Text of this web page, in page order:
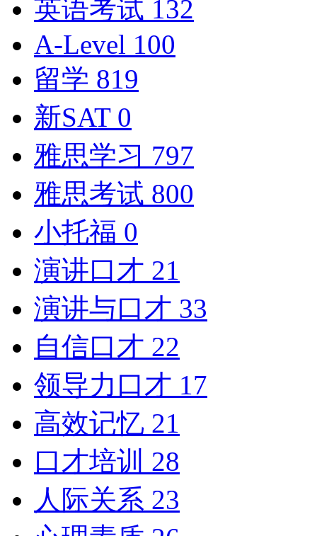
英语考试 132
A-Level 100
留学 819
新SAT 0
雅思学习 797
雅思考试 800
小托福 0
演讲口才 21
演讲与口才 33
自信口才 22
领导力口才 17
高效记忆 21
口才培训 28
人际关系 23